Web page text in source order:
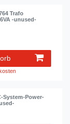
Trafo
-unused-
System-Power-